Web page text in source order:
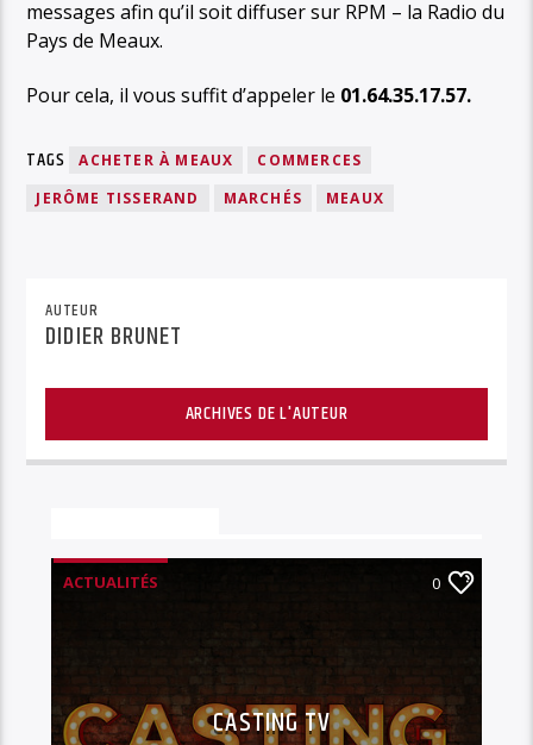
messages afin qu’il soit diffuser sur RPM – la Radio du
Pays de Meaux.
Pour cela, il vous suffit d’appeler le 01.64.35.17.57.
TAGS ACHETER À MEAUX
COMMERCES
JERÔME TISSERAND
MARCHÉS MEAUX
AUTEUR
DIDIER BRUNET
ARCHIVES DE L'AUTEUR
ACTUALITÉS 0
CASTING TV